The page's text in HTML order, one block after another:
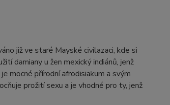
již ve staré Mayské civilazaci, kde si
damiany u žen mexický indiánů, jenž
mocné přírodní afrodisiakum a svým
prožití sexu a je vhodné pro ty, jenž